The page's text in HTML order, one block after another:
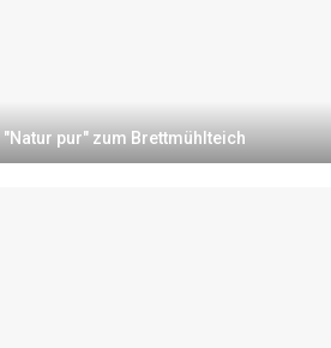
pur" zum Brettmühlteich